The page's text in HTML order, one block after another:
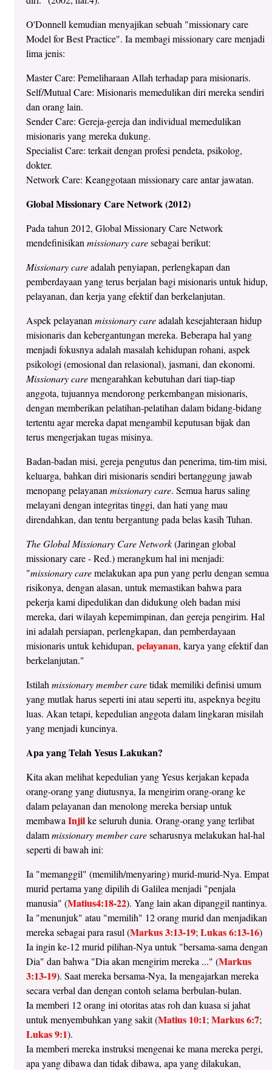
O'Donnell kemudian menyajikan sebuah "missionary care
Model for Best Practice". Ia membagi missionary care menjadi
lima jenis:
Master Care: Pemeliharaan Allah terhadap para misionaris.
Self/Mutual Care: Misionaris memedulikan diri mereka sendiri
dan orang lain.
Sender Care: Gereja-gereja dan individual memedulikan
misionaris yang mereka dukung.
Specialist Care: terkait dengan profesi pendeta, psikolog,
dokter.
Network Care: Keanggotaan missionary care antar jawatan.
Global Missionary Care Network (2012)
Pada tahun 2012, Global Missionary Care Network
mendefinisikanmissionary caresebagai berikut:
Missionary careadalah penyiapan, perlengkapan dan
pemberdayaan yang terus berjalan bagi misionaris untuk hidup,
pelayanan, dan kerja yang efektif dan berkelanjutan.
Aspek pelayananmissionary careadalah kesejahteraan hidup
misionaris dan kebergantungan mereka. Beberapa hal yang
menjadi fokusnya adalah masalah kehidupan rohani, aspek
psikologi (emosional dan relasional), jasmani, dan ekonomi.
Missionary caremengarahkan kebutuhan dari tiap-tiap
anggota, tujuannya mendorong perkembangan misionaris,
dengan memberikan pelatihan-pelatihan dalam bidang-bidang
tertentu agar mereka dapat mengambil keputusan bijak dan
terus mengerjakan tugas misinya.
Badan-badan misi, gereja pengutus dan penerima, tim-tim misi,
keluarga, bahkan diri misionaris sendiri bertanggung jawab
menopang pelayananmissionary care. Semua harus saling
melayani dengan integritas tinggi, dan hati yang mau
direndahkan, dan tentu bergantung pada belas kasih Tuhan.
The Global Missionary Care Network(Jaringan global
missionary care - Red.) merangkum hal ini menjadi:
"missionary caremelakukan apa pun yang perlu dengan semua
risikonya, dengan alasan, untuk memastikan bahwa para
pekerja kami dipedulikan dan didukung oleh badan misi
mereka, dari wilayah kepemimpinan, dan gereja pengirim. Hal
ini adalah persiapan, perlengkapan, dan pemberdayaan
misionaris untuk kehidupan,pelayanan, karya yang efektif dan
berkelanjutan."
Istilahmissionary member caretidak memiliki definisi umum
yang mutlak harus seperti ini atau seperti itu, aspeknya begitu
luas. Akan tetapi, kepedulian anggota dalam lingkaran misilah
yang menjadi kuncinya.
Apa yang Telah Yesus Lakukan?
Kita akan melihat kepedulian yang Yesus kerjakan kepada
orang-orang yang diutusnya, Ia mengirim orang-orang ke
dalam pelayanan dan menolong mereka bersiap untuk
membawaInjilke seluruh dunia. Orang-orang yang terlibat
dalammissionary member careseharusnya melakukan hal-hal
seperti di bawah ini:
Ia "memanggil" (memilih/menyaring) murid-murid-Nya. Empat
murid pertama yang dipilih di Galilea menjadi "penjala
manusia" (Matius4:18-22). Yang lain akan dipanggil nantinya.
Ia "menunjuk" atau "memilih" 12 orang murid dan menjadikan
mereka sebagai para rasul (Markus 3:13-19;Lukas 6:13-16)
Ia ingin ke-12 murid pilihan-Nya untuk "bersama-sama dengan
Dia" dan bahwa "Dia akan mengirim mereka ..." (Markus
3:13-19). Saat mereka bersama-Nya, Ia mengajarkan mereka
secara verbal dan dengan contoh selama berbulan-bulan.
Ia memberi 12 orang ini otoritas atas roh dan kuasa si jahat
untuk menyembuhkan yang sakit (Matius 10:1;Markus 6:7;
Lukas 9:1).
Ia memberi mereka instruksi mengenai ke mana mereka pergi,
apa yang dibawa dan tidak dibawa, apa yang dilakukan,